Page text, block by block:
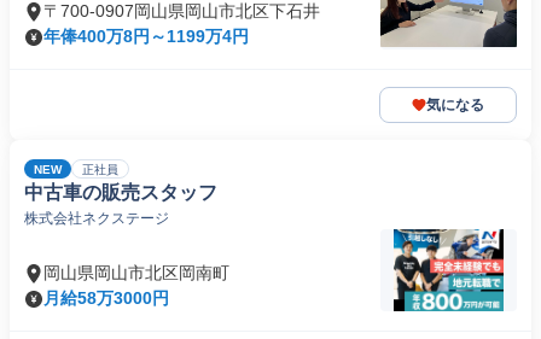
〒700-0907岡山県岡山市北区下石井
年俸400万8円～1199万4円
気になる
NEW 正社員
中古車の販売スタッフ
株式会社ネクステージ
岡山県岡山市北区岡南町
月給58万3000円